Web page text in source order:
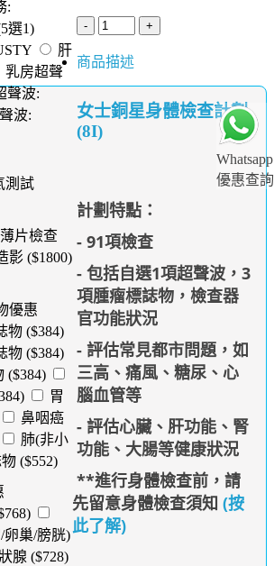
Whatsapp
優惠查詢
:
選1)
肝
乳房超聲
聲波:
波:
測試
片檢查
影 ($1800)
優惠
物 ($384)
物 ($384)
($384)
胃
鼻咽癌
肺(非小
($552)
卵巢/膀胱)
腺 ($728)
商品描述
女士銅星身體檢查計劃
(8I)
計劃特點：
- 91項檢查
- 包括自選1項超聲波，3
項腫瘤標誌物，檢查器
官功能狀況
- 評估常見都市問題，如
三高、痛風、糖尿、心
腦血管等
- 評估心臟、肝功能、腎
功能、大腸等健康狀況
**進行身體檢查前，請
先留意身體檢查須知 (按
此了解)